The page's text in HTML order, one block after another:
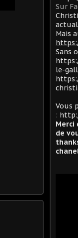
Sur
Mais
Sans
le-
Vous
:
Merci
de